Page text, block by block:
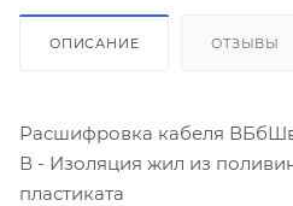
ОПИСАНИЕ ОТЗЫВЫ
Расшифровка кабеля
В - Изоляция жил из
пластиката